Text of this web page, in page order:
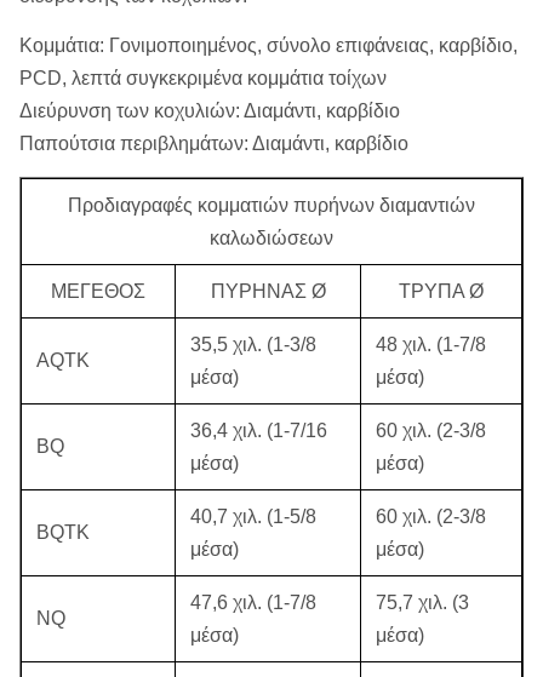
Κομμάτια: Γονιμοποιημένος, σύνολο επιφάνειας, καρβίδιο,
PCD, λεπτά συγκεκριμένα κομμάτια τοίχων
Διεύρυνση των κοχυλιών: Διαμάντι, καρβίδιο
Παπούτσια περιβλημάτων: Διαμάντι, καρβίδιο
Προδιαγραφές κομματιών πυρήνων διαμαντιών
καλωδιώσεων
ΜΕΓΕΘΟΣ ΠΥΡΗΝΑΣ Ø ΤΡΥΠΑ Ø
AQTK
35,5 χιλ. (1-3/8
μέσα)
48 χιλ. (1-7/8
μέσα)
BQ
36,4 χιλ. (1-7/16
μέσα)
60 χιλ. (2-3/8
μέσα)
BQTK
40,7 χιλ. (1-5/8
μέσα)
60 χιλ. (2-3/8
μέσα)
NQ
47,6 χιλ. (1-7/8
μέσα)
75,7 χιλ. (3
μέσα)